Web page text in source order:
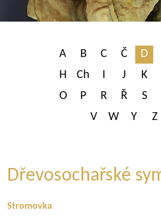
A B C Č D
H
Ch I J K
O
P R Ř S
V
W Y Z
Dřevosochařské
Stromovka